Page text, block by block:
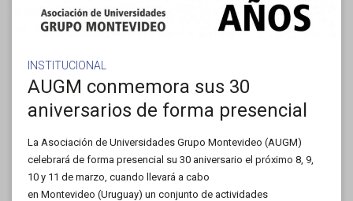
INSTITUCIONAL
AUGM conmemora sus 30
aniversarios de forma presencial
La Asociación de Universidades Grupo Montevideo (AUGM)
celebrará de forma presencial su 30 aniversario el próximo 8, 9,
10 y 11 de marzo, cuando llevará a cabo
en Montevideo (Uruguay) un conjunto de actividades